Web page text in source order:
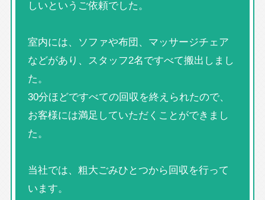
しいというご依頼でした。
室内には、ソファや布団、マッサージチェア
などがあり、スタッフ2名ですべて搬出しまし
た。
30分ほどですべての回収を終えられたので、
お客様には満足していただくことができまし
た。
当社では、粗大ごみひとつから回収を行って
います。